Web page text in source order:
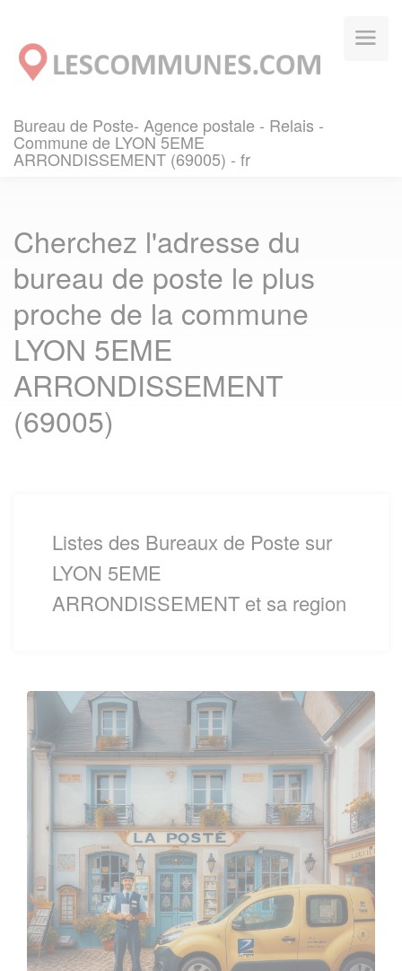
Bureau de Poste- Agence postale - Relais -
Commune de LYON 5EME
ARRONDISSEMENT (69005) - fr
Cherchez l'adresse du
bureau de poste le plus
proche de la commune
LYON 5EME
ARRONDISSEMENT
(69005)
Listes des Bureaux de Poste sur
LYON 5EME
ARRONDISSEMENT et sa region